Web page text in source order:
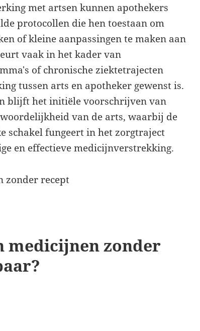
met artsen kunnen apothekers
protocollen die hen toestaan om
of kleine aanpassingen te maken aan
vaak in het kader van
of chronische ziektetrajecten
tussen arts en apotheker gewenst is.
blijft het initiële voorschrijven van
van de arts, waarbij de
schakel fungeert in het zorgtraject
en effectieve medicijnverstrekking.
medicijnen zonder